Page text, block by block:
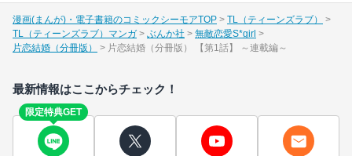
漫画(まんが)・電子書籍のコミックシーモアTOP
TL（ティーンズラブ）
TL（ティーンズラブ）マンガ
ぶんか社
無敵恋愛S*girl
片恋結婚（分冊版）
片恋結婚（分冊版） 【第1話】 ～連載編～
最新情報はここからチェック！
限定特典GET